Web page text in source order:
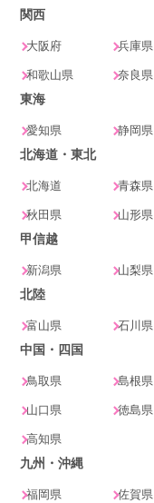
関西
大阪府 兵庫県
和歌山県
奈良県
東海
愛知県 静岡県
北海道・東北
北海道 青森県
秋田県 山形県
甲信越
新潟県 山梨県
北陸
富山県 石川県
中国・四国
鳥取県 島根県
山口県 徳島県
高知県
九州・沖縄
福岡県 佐賀県